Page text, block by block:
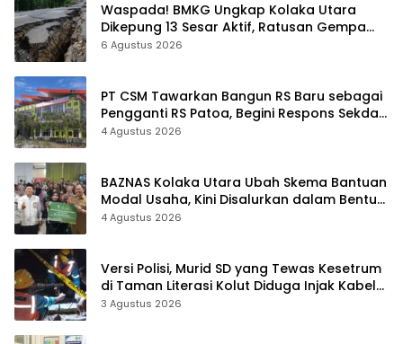
Waspada! BMKG Ungkap Kolaka Utara
Dikepung 13 Sesar Aktif, Ratusan Gempa
Sudah Terekam
6 Agustus 2026
PT CSM Tawarkan Bangun RS Baru sebagai
Pengganti RS Patoa, Begini Respons Sekda
Kolut
4 Agustus 2026
BAZNAS Kolaka Utara Ubah Skema Bantuan
Modal Usaha, Kini Disalurkan dalam Bentuk
Barang Senilai Rp419,5 Juta
4 Agustus 2026
Versi Polisi, Murid SD yang Tewas Kesetrum
di Taman Literasi Kolut Diduga Injak Kabel
Beraliran Listrik
3 Agustus 2026